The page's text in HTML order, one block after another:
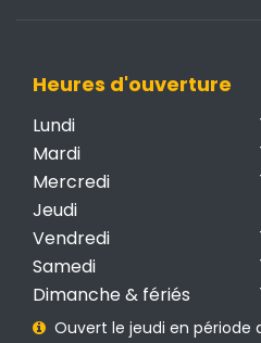
Heures d'ouverture
Lundi
Mardi
Mercredi
Jeudi
Vendredi
Samedi
Dimanche & fériés
Ouvert le jeudi en période